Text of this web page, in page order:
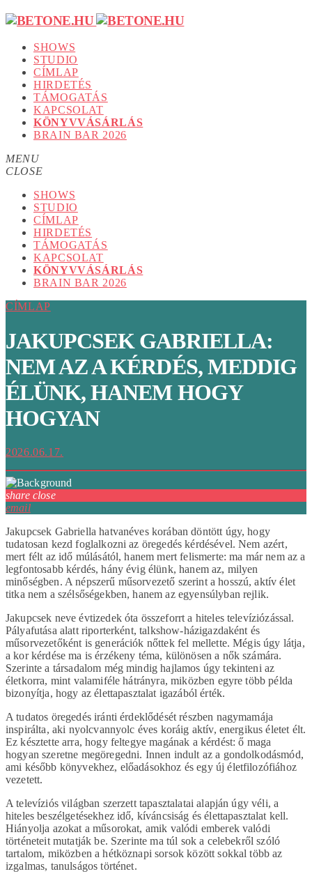
SHOWS
STUDIO
CÍMLAP
HIRDETÉS
TÁMOGATÁS
KAPCSOLAT
KÖNYVVÁSÁRLÁS
BRAIN BAR 2026
MENU
CLOSE
SHOWS
STUDIO
CÍMLAP
HIRDETÉS
TÁMOGATÁS
KAPCSOLAT
KÖNYVVÁSÁRLÁS
BRAIN BAR 2026
CÍMLAP
JAKUPCSEK GABRIELLA:
NEM AZ A KÉRDÉS, MEDDIG
ÉLÜNK, HANEM HOGY
HOGYAN
2026.06.17.
share close
email
Jakupcsek Gabriella hatvanéves korában döntött úgy, hogy
tudatosan kezd foglalkozni az öregedés kérdésével. Nem azért,
mert félt az idő múlásától, hanem mert felismerte: ma már nem az a
legfontosabb kérdés, hány évig élünk, hanem az, milyen
minőségben. A népszerű műsorvezető szerint a hosszú, aktív élet
titka nem a szélsőségekben, hanem az egyensúlyban rejlik.
Jakupcsek neve évtizedek óta összeforrt a hiteles televíziózással.
Pályafutása alatt riporterként, talkshow-házigazdaként és
műsorvezetőként is generációk nőttek fel mellette. Mégis úgy látja,
a kor kérdése ma is érzékeny téma, különösen a nők számára.
Szerinte a társadalom még mindig hajlamos úgy tekinteni az
életkorra, mint valamiféle hátrányra, miközben egyre több példa
bizonyítja, hogy az élettapasztalat igazából érték.
A tudatos öregedés iránti érdeklődését részben nagymamája
inspirálta, aki nyolcvannyolc éves koráig aktív, energikus életet élt.
Ez késztette arra, hogy feltegye magának a kérdést: ő maga
hogyan szeretne megöregedni. Innen indult az a gondolkodásmód,
ami később könyvekhez, előadásokhoz és egy új életfilozófiához
vezetett.
A televíziós világban szerzett tapasztalatai alapján úgy véli, a
hiteles beszélgetésekhez idő, kíváncsiság és élettapasztalat kell.
Hiányolja azokat a műsorokat, amik valódi emberek valódi
történeteit mutatják be. Szerinte ma túl sok a celebekről szóló
tartalom, miközben a hétköznapi sorsok között sokkal több az
izgalmas, tanulságos történet.